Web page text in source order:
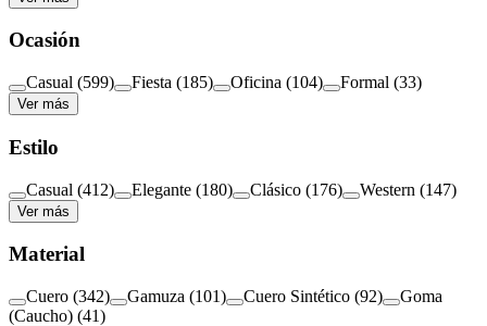
Ocasión
Casual (599) Fiesta (185) Oficina (104) Formal (33)
Ver más
Estilo
Casual (412) Elegante (180) Clásico (176) Western (147)
Ver más
Material
Cuero (342) Gamuza (101) Cuero Sintético (92)
Goma
(Caucho) (41)